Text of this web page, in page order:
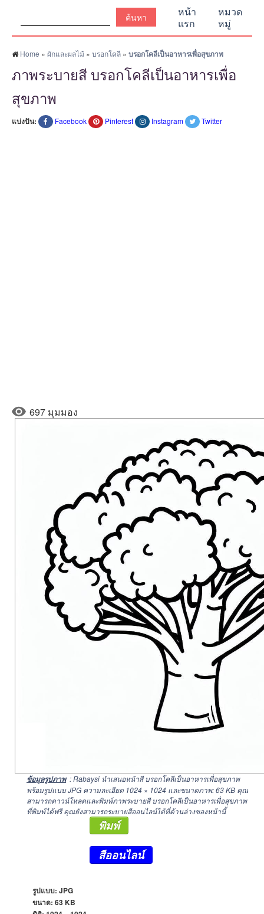
หน้า
แรก
หมวด
หมู่
Home » ผักและผลไม้ » บรอกโคลี » บรอกโคลีเป็นอาหารเพื่อสุขภาพ
ภาพระบายสี บรอกโคลีเป็นอาหารเพื่อ
สุขภาพ
แบ่งปัน: Facebook Pinterest Instagram Twitter
697 มุมมอง
ข้อมูลรูปภาพ : Rabaysi นำเสนอหน้าสี บรอกโคลีเป็นอาหารเพื่อสุขภาพ
พร้อมรูปแบบ JPG ความละเอียด 1024 × 1024 และขนาดภาพ: 63 KB คุณ
สามารถดาวน์โหลดและพิมพ์ภาพระบายสี บรอกโคลีเป็นอาหารเพื่อสุขภาพ
ที่พิมพ์ได้ฟรี คุณยังสามารถระบายสีออนไลน์ได้ที่ด้านล่างของหน้านี้
พิมพ์
สีออนไลน์
รูปแบบ: JPG
ขนาด: 63 KB